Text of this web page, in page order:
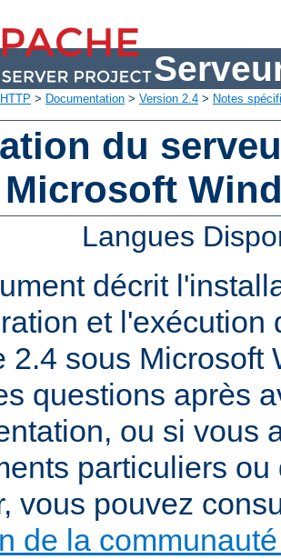
> Documentation > Version 2.4 > Notes
du
Langues
décrit
et l'exécution
2.4 sous Microsoft
questions après
ou si vous
particuliers ou
vous pouvez
de la